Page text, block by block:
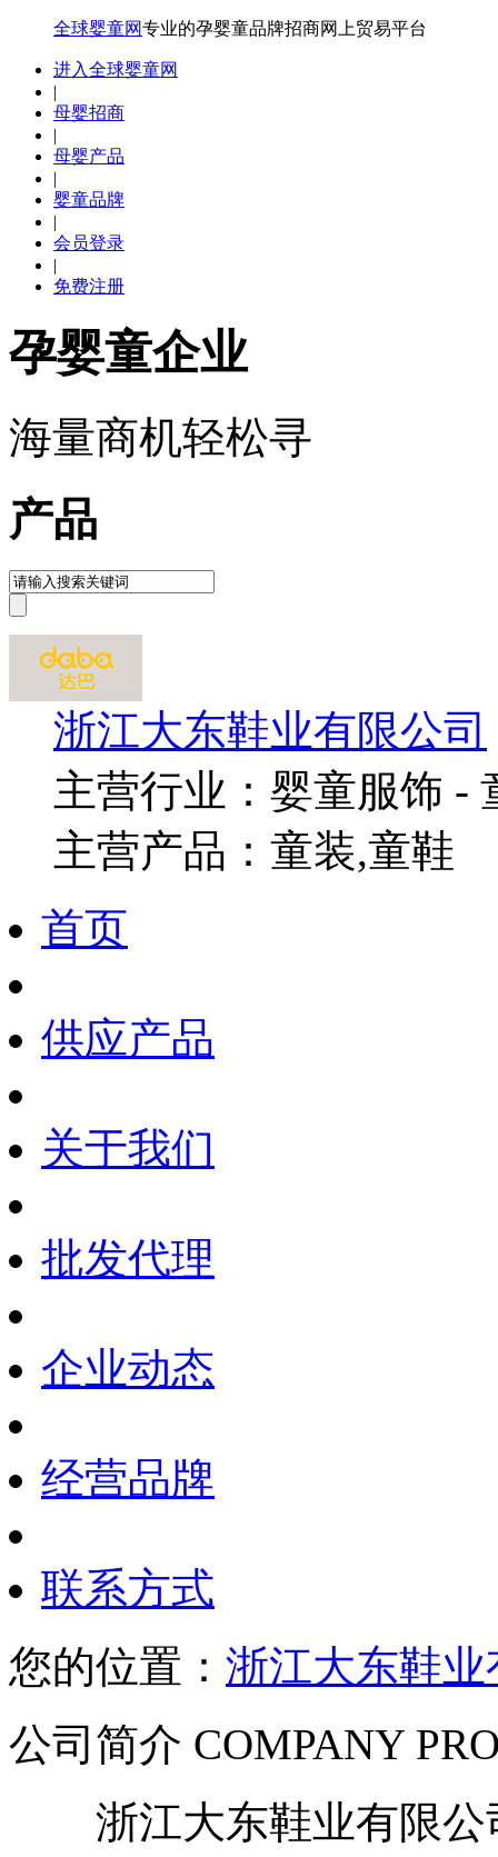
全球婴童网专业的孕婴童品牌招商网上贸易平台
进入全球婴童网
|
母婴招商
|
母婴产品
|
婴童品牌
|
会员登录
|
免费注册
孕婴童企业
海量商机轻松寻
产品
浙江大东鞋业有限公司
主营行业：婴童服饰 -
主营产品：童装,童鞋
首页
供应产品
关于我们
批发代理
企业动态
经营品牌
联系方式
您的位置： 浙江大东鞋
公司简介 COMPANY
浙江大东鞋业有限公